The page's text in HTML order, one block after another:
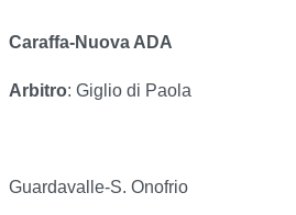
Caraffa-Nuova ADA
Arbitro: Giglio di Paola
Guardavalle-S. Onofrio